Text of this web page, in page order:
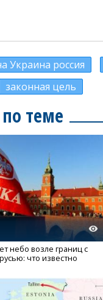
Украина россия
законная цель
теме
небо возле границ с
что известно